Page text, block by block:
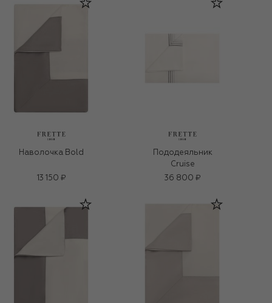
Наволочка Bold
13 150 ₽
Пододеяльник
Cruise
36 800 ₽